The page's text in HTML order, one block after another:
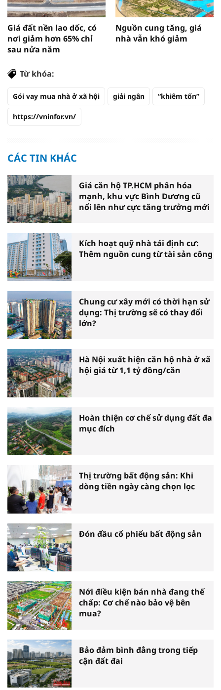
Giá đất nền lao dốc, có
nơi giảm hơn 65% chỉ
sau nửa năm
Nguồn cung tăng, giá
nhà vẫn khó giảm
Từ khóa:
Gói vay mua nhà ở xã hội giải ngân “khiêm tốn”
https://vninfor.vn/
CÁC TIN KHÁC
Giá căn hộ TP.HCM phân hóa
mạnh, khu vực Bình Dương cũ
nổi lên như cực tăng trưởng mới
Kích hoạt quỹ nhà tái định cư:
Thêm nguồn cung từ tài sản công
Chung cư xây mới có thời hạn sử
dụng: Thị trường sẽ có thay đổi
lớn?
Hà Nội xuất hiện căn hộ nhà ở xã
hội giá từ 1,1 tỷ đồng/căn
Hoàn thiện cơ chế sử dụng đất đa
mục đích
Thị trường bất động sản: Khi
dòng tiền ngày càng chọn lọc
Đón đầu cổ phiếu bất động sản
Nới điều kiện bán nhà đang thế
chấp: Cơ chế nào bảo vệ bên
mua?
Bảo đảm bình đẳng trong tiếp
cận đất đai